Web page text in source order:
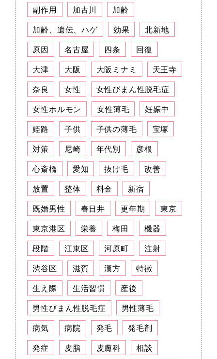
副作用 加古川
加齢
加齢、遺伝、ハゲ
効果
北新地
原因
名古屋 四条
回復
大津
大阪 大阪ミナミ
天王寺
奈良
女性
女性びまん性脱毛症
女性ホルモン
女性薄毛
妊娠中
姫路
子供 子供の薄毛
宝塚
対策
尼崎 年代別
彦根
心斎橋
愛知 抜け毛
改善
放置
整体 料金
新宿
既婚男性
春日井 更年期
東京
東京港区
栄養 梅田
機器
段階
江東区 河原町
注射
渋谷区
滋賀 漢方
特徴
生え際
生活習慣
産後
男性びまん性脱毛症
男性薄毛
病気
病院 発毛
発毛剤
発症
皮脂 皮膚科
相談